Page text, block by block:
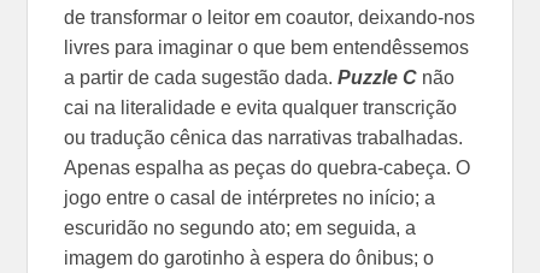
de transformar o leitor em coautor, deixando-nos
livres para imaginar o que bem entendêssemos
a partir de cada sugestão dada.Puzzle C não
cai na literalidade e evita qualquer transcrição
ou tradução cênica das narrativas trabalhadas.
Apenas espalha as peças do quebra-cabeça. O
jogo entre o casal de intérpretes no início; a
escuridão no segundo ato; em seguida, a
imagem do garotinho à espera do ônibus; o